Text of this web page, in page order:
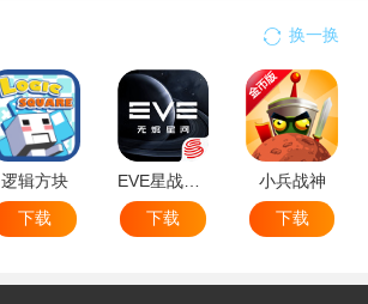
换一换
逻辑方块
下载
EVE星战前夜无烬星河
下载
小兵战神
下载